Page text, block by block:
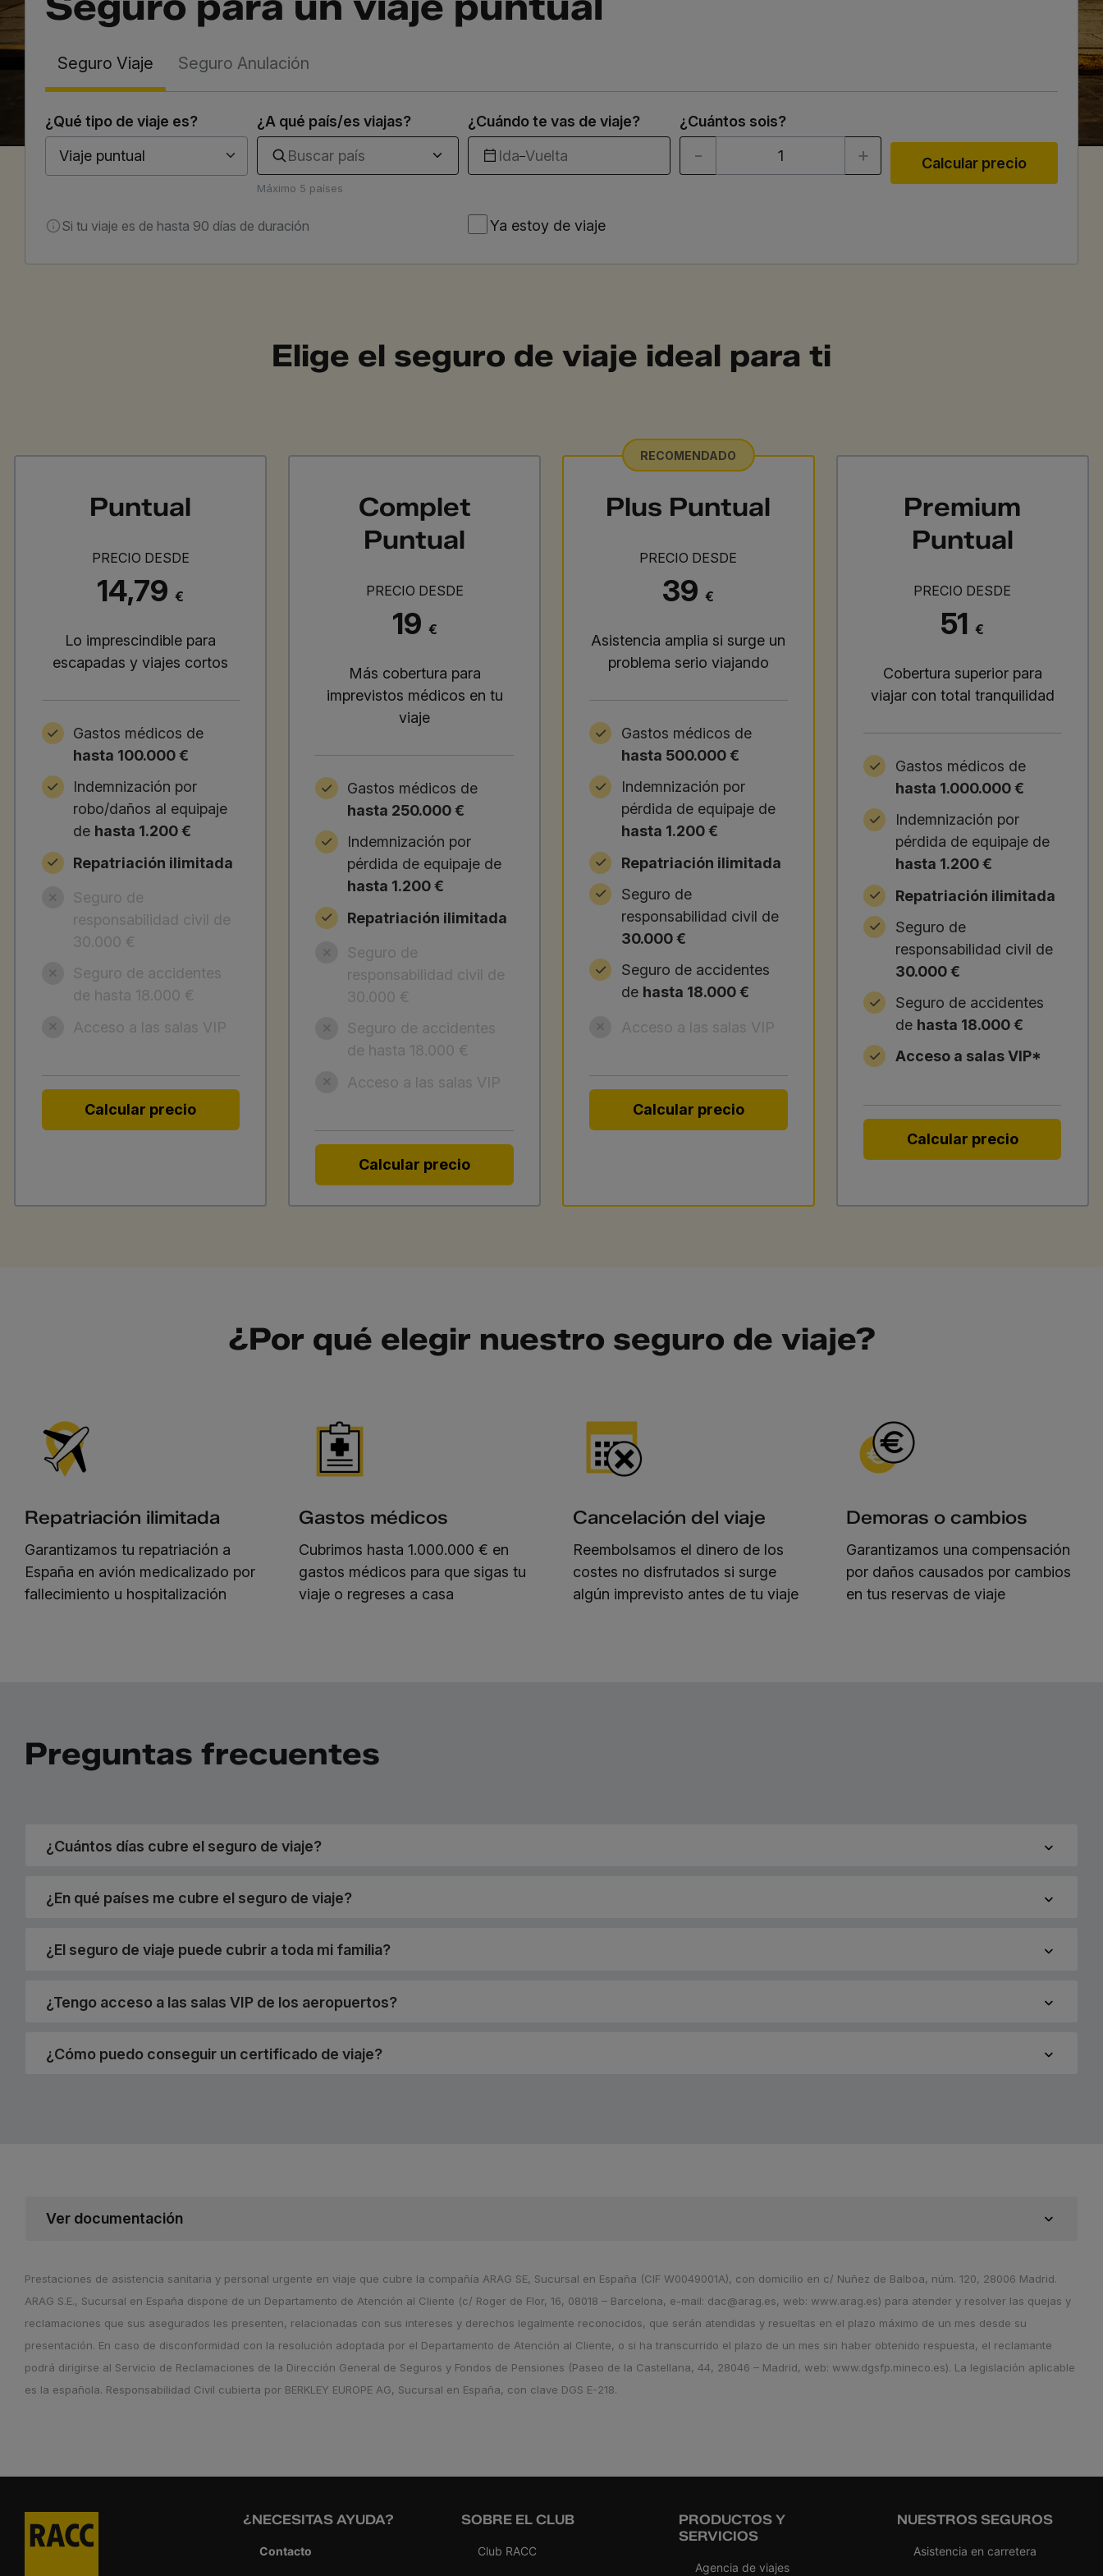
Seguro Viaje Seguro Anulación
¿Qué tipo de viaje es?
Viaje puntual
Si tu viaje es de hasta 90 días de duración
¿A qué país/es viajas?
Buscar país
Máximo 5 países
¿Cuándo te vas de viaje?
Ida–Vuelta
Ya
estoy
viaje
Ya estoy de viaje
¿Cuántos sois?
Elige el seguro de viaje ideal para ti
Puntual
PRECIO DESDE
14,79€
Lo imprescindible para
escapadas y viajes cortos
Gastos médicos de
hasta 100.000 €
Indemnización por
robo/daños al equipaje
de hasta 1.200 €
Repatriación ilimitada
Seguro de
responsabilidad civil de
30.000 €
Seguro de accidentes
de hasta 18.000 €
Acceso a las salas VIP
Calcular precio
Complet
Puntual
PRECIO DESDE
19 €
Más cobertura para
imprevistos médicos en tu
viaje
Gastos médicos de
hasta 250.000 €
Indemnización por
pérdida de equipaje de
hasta 1.200 €
Repatriación ilimitada
Seguro de
responsabilidad civil de
30.000 €
Seguro de accidentes
de hasta 18.000 €
Acceso a las salas VIP
Calcular precio
RECOMENDADO
Plus Puntual
PRECIO DESDE
39€
Asistencia amplia si surge un
problema serio viajando
Gastos médicos de
hasta 500.000 €
Indemnización por
pérdida de equipaje de
hasta 1.200 €
Repatriación ilimitada
Seguro de
responsabilidad civil de
30.000 €
Seguro de accidentes
de hasta 18.000 €
Acceso a las salas VIP
Calcular precio
Premium
Puntual
PRECIO DESDE
51€
Cobertura superior para
viajar con total tranquilidad
Gastos médicos de
hasta 1.000.000 €
Indemnización por
pérdida de equipaje de
hasta 1.200 €
Repatriación ilimitada
Seguro de
responsabilidad civil de
30.000 €
Seguro de accidentes
de hasta 18.000 €
Acceso a salas VIP*
Calcular precio
¿Por qué elegir nuestro seguro de viaje?
Repatriación ilimitada
Garantizamos tu repatriación a
España en avión medicalizado por
fallecimiento u hospitalización
Gastos médicos
Cubrimos hasta 1.000.000 € en
gastos médicos para que sigas tu
viaje o regreses a casa
Cancelación del viaje
Reembolsamos el dinero de los
costes no disfrutados si surge
algún imprevisto antes de tu viaje
Demoras o cambios
Garantizamos una compensación
por daños causados por cambios
en tus reservas de viaje
Preguntas frecuentes
¿Cuántos días cubre el seguro de viaje?
¿En qué países me cubre el seguro de viaje?
¿El seguro de viaje puede cubrir a toda mi familia?
¿Tengo acceso a las salas VIP de los aeropuertos?
¿Cómo puedo conseguir un certificado de viaje?
Ver documentación
Prestaciones de asistencia sanitaria y personal urgente en viaje que cubre la compañía ARAG SE, Sucursal en España (CIF W0049001A), con domicilio en c/ Nuñez de Balboa, núm. 120, 28006 Madrid.
ARAG S.E., Sucursal en España dispone de un Departamento de Atención al Cliente (c/ Roger de Flor, 16, 08018 – Barcelona, e-mail: dac@arag.es, web: www.arag.es) para atender y resolver las quejas y
reclamaciones que sus asegurados les presenten, relacionadas con sus intereses y derechos legalmente reconocidos, que serán atendidas y resueltas en el plazo máximo de un mes desde su
presentación. En caso de disconformidad con la resolución adoptada por el Departamento de Atención al Cliente, o si ha transcurrido el plazo de un mes sin haber obtenido respuesta, el reclamante
podrá dirigirse al Servicio de Reclamaciones de la Dirección General de Seguros y Fondos de Pensiones (Paseo de la Castellana, 44, 28046 – Madrid, web: www.dgsfp.mineco.es). La legislación aplicable
es la española. Responsabilidad Civil cubierta por BERKLEY EUROPE AG, Sucursal en España, con clave DGS E-218.
¿NECESITAS AYUDA?
Contacto
SOBRE EL CLUB
Club RACC
PRODUCTOS Y
SERVICIOS
Agencia de viajes
NUESTROS SEGUROS
Asistencia en carretera